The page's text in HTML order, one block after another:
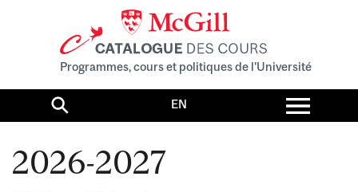
Programmes, cours et politiques de l'Université
Search EN menu
2026-2027